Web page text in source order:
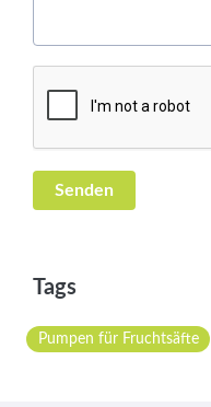
Tags
Pumpen für Fruchtsäfte